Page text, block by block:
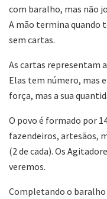
com baralho, mas não
A mão termina quando
sem cartas.
As cartas representam
Elas tem número, mas
força, mas a sua
O povo é formado por
fazendeiros, artesãos,
(2 de cada). Os
veremos.
Completando o baralho